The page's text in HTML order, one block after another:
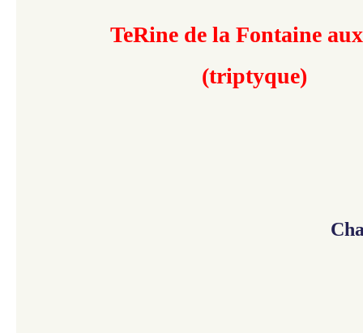
​​​​​TeRine de la Fontaine
(triptyque)